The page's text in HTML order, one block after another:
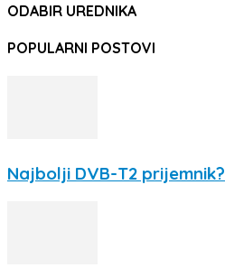
ODABIR UREDNIKA
POPULARNI POSTOVI
Najbolji DVB-T2 prijemnik?